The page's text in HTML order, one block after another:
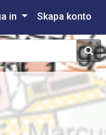
in Skapa konto
Sök